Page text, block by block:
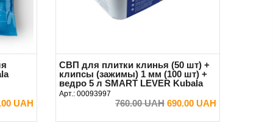
UAH
СВП для плитки клинья (50 шт) +
клипсы (зажимы) 1 мм (100 шт) +
ведро 5 л SMART LEVER Kubala
Арт.: 00093997
760.00 UAH 690.00 UAH
В КОРЗИНУ